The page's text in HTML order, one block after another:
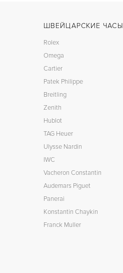
ШВЕЙЦАРСКИЕ ЧАСЫ
Rolex
Omega
Cartier
Patek Philippe
Breitling
Zenith
Hublot
TAG Heuer
Ulysse Nardin
IWC
Vacheron Constantin
Audemars Piguet
Panerai
Konstantin Chaykin
Franck Muller